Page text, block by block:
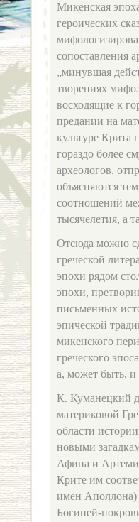
Микенская
героических
сопоставления
„минувшая
творениях
восходящие к
предании на
культуре Крита
гораздо более
археологов,
объясняются
соотношений
тысячелетия, а
Отсюда можно
греческой
эпохи рядом
эпохи,
письменных
эпической
микенского
греческого
а, может быть, и
К. Куманецкий
материковой
области
новыми
Афина и
Крите им
имен Аполлона)